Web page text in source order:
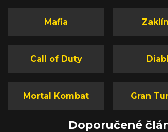
patří v našem vyhlašování her roku
nejzajímavější.
Mafia
Call of Duty
Mortal Kombat Gran
Doporučené